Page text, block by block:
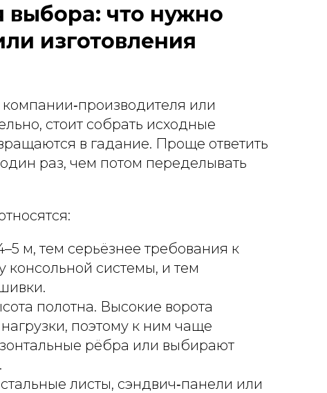
что нужно
изготовления
или
стоит собрать исходные
в гадание. Проще ответить
раз, чем потом переделывать
м, тем серьёзнее требования к
консольной системы, и тем
полотна. Высокие ворота
поэтому к ним чаще
рёбра или выбирают
листы, сэндвич‑панели или